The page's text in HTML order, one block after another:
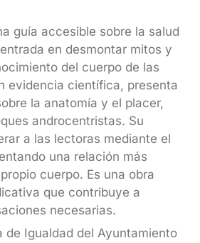
guía accesible sobre la salud
en desmontar mitos y
del cuerpo de las
evidencia científica, presenta
la anatomía y el placer,
androcentristas. Su
a las lectoras mediante el
una relación más
cuerpo. Es una obra
que contribuye a
necesarias.
de Igualdad del Ayuntamiento